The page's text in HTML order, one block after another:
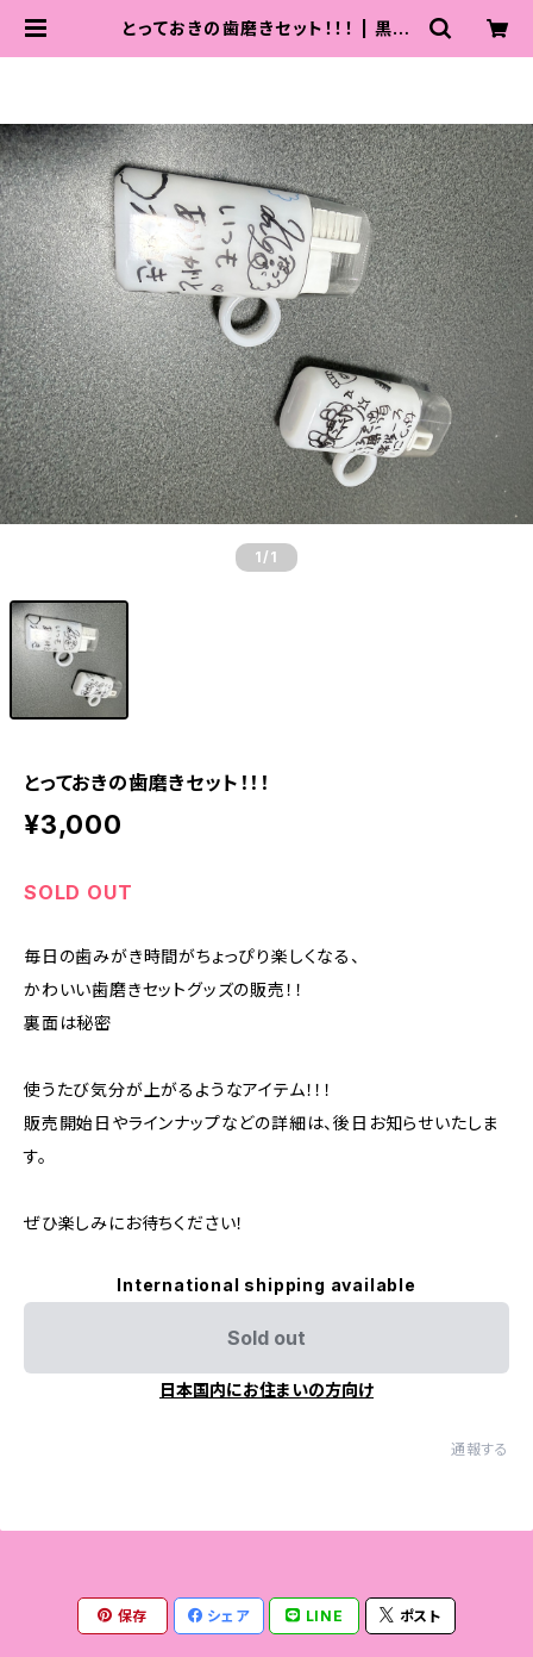
とっておきの歯磨きセット！！！ | 黒田
1 /1
とっておきの歯磨きセット！！！
¥3,000
SOLD OUT
毎日の歯みがき時間がちょっぴり楽しくなる、
かわいい歯磨きセットグッズの販売！！
裏面は秘密
使うたび気分が上がるようなアイテム！！！
販売開始日やラインナップなどの詳細は、後日お知らせいたしま
す。
ぜひ楽しみにお待ちください！
International shipping available
Sold out
日本国内にお住まいの方向け
通報する
保存 シェア LINE ポスト